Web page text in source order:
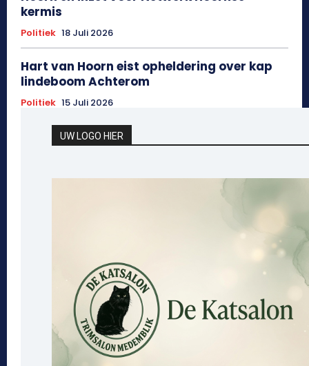
kermis
Politiek 18 Juli 2026
Hart van Hoorn eist opheldering over kap
lindeboom Achterom
Politiek 15 Juli 2026
UW LOGO HIER